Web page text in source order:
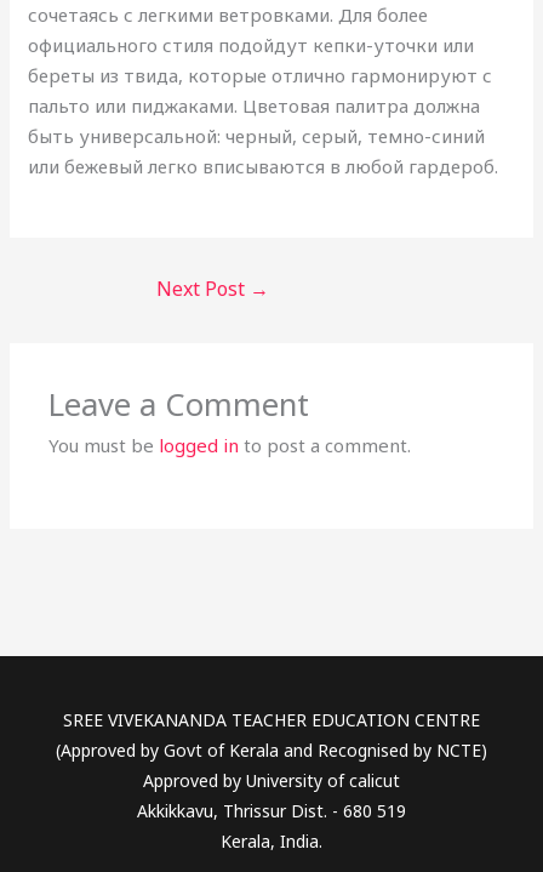
сочетаясь с легкими ветровками. Для более
официального стиля подойдут кепки-уточки или
береты из твида, которые отлично гармонируют с
пальто или пиджаками. Цветовая палитра должна
быть универсальной: черный, серый, темно-синий
или бежевый легко вписываются в любой гардероб.
Next Post →
Leave a Comment
You must be logged in to post a comment.
SREE VIVEKANANDA TEACHER EDUCATION CENTRE
(Approved by Govt of Kerala and Recognised by NCTE)
Approved by University of calicut
Akkikkavu, Thrissur Dist. - 680 519
Kerala, India.